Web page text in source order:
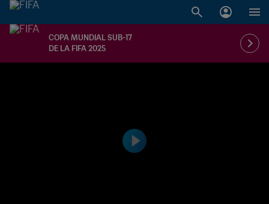
COPA MUNDIAL SUB-17
DE LA FIFA 2025